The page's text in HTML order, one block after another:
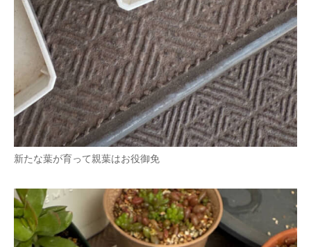
新たな葉が育って親葉はお役御免